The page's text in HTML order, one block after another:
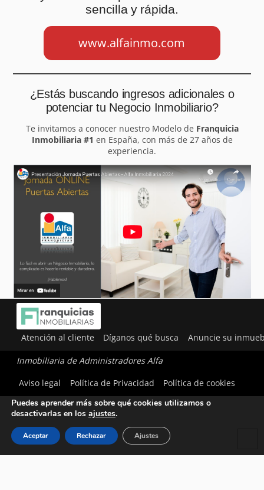
sencilla y rápida.
www.alfainmo.com
¿Estás buscando ingresos adicionales o
potenciar tu Negocio Inmobiliario?
Te invitamos a conocer nuestro Modelo de Franquicia
Inmobiliaria #1 en España, con más de 27 años de
experiencia.
Atención al cliente Díganos qué busca Anuncie su
Inmobiliaria de Administradores Alfa
Aviso legal
Política de Privacidad Política de cookies
Utilizamos cookies para ofrecerte la mejor experiencia en
Puedes aprender más sobre qué cookies utilizamos o
desactivarlas en los ajustes.
Aceptar Rechazar Ajustes